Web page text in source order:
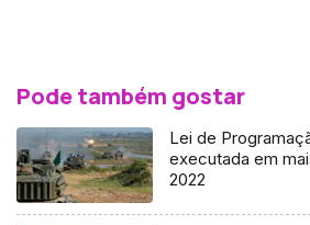
Pode também gostar
Lei de
executada em
2022